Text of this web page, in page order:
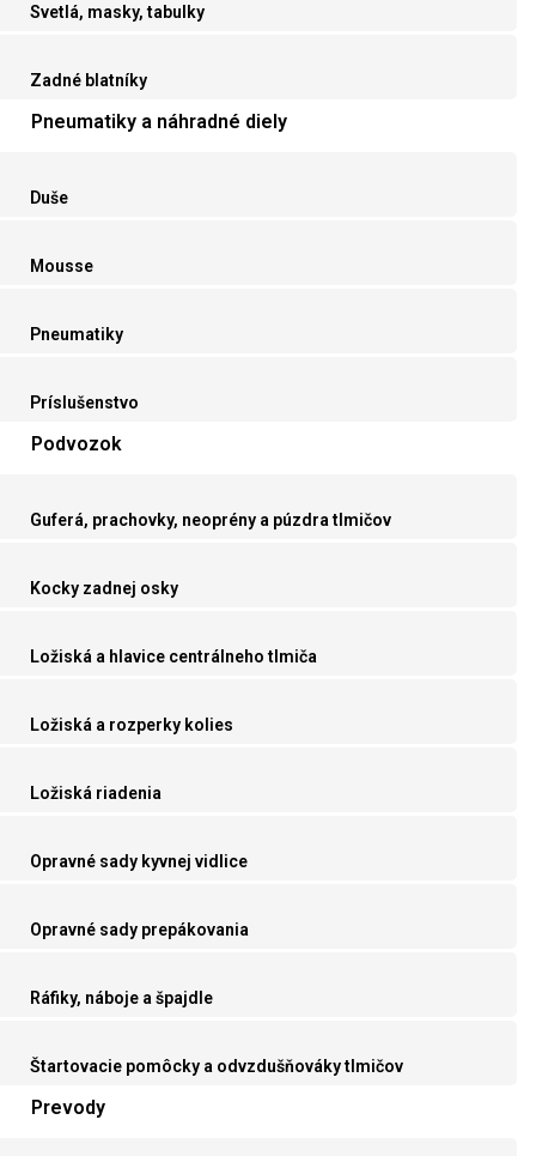
Svetlá, masky, tabulky
Zadné blatníky
Pneumatiky a náhradné diely
Duše
Mousse
Pneumatiky
Príslušenstvo
Podvozok
Guferá, prachovky, neoprény a púzdra tlmičov
Kocky zadnej osky
Ložiská a hlavice centrálneho tlmiča
Ložiská a rozperky kolies
Ložiská riadenia
Opravné sady kyvnej vidlice
Opravné sady prepákovania
Ráfiky, náboje a špajdle
Štartovacie pomôcky a odvzdušňováky tlmičov
Prevody